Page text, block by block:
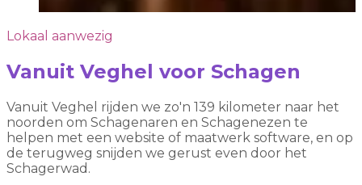
Lokaal aanwezig
Vanuit Veghel voor Schagen
Vanuit Veghel rijden we zo'n 139 kilometer naar het
noorden om Schagenaren en Schagenezen te
helpen met een website of maatwerk software, en op
de terugweg snijden we gerust even door het
Schagerwad.